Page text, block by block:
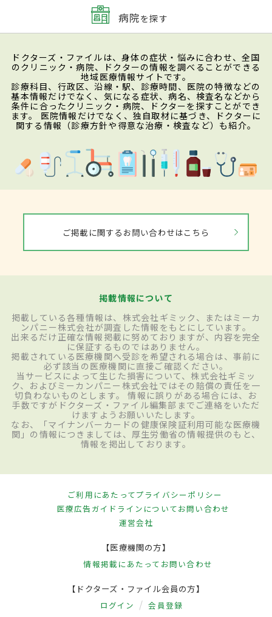
病院を探す
ドクターズ・ファイルは、身体の症状・悩みに合わせ、全国
のクリニック・病院、ドクターの情報を調べることができる
地域医療情報サイトです。
診療科目、行政区、沿線・駅、診療時間、医院の特徴などの
基本情報だけでなく、気になる症状、病名、検査名などから
条件に合ったクリニック・病院、ドクターを探すことができ
ます。 医院情報だけでなく、独自取材に基づき、ドクターに
関する情報（診療方針や得意な治療・検査など）も紹介。
ご掲載に関するお問い合わせはこちら
掲載情報について
掲載している各種情報は、株式会社ギミック、またはミーカ
ンパニー株式会社が調査した情報をもとにしています。
出来るだけ正確な情報掲載に努めておりますが、内容を完全
に保証するものではありません。
掲載されている医療機関へ受診を希望される場合は、事前に
必ず該当の医療機関に直接ご確認ください。
当サービスによって生じた損害について、株式会社ギミッ
ク、およびミーカンパニー株式会社ではその賠償の責任を一
切負わないものとします。 情報に誤りがある場合には、お
手数ですがドクターズ・ファイル編集部までご連絡をいただ
けますようお願いいたします。
なお、「マイナンバーカードの健康保険証利用可能な医療機
関」の情報につきましては、厚生労働省の情報提供のもと、
情報を掲出しております。
ご利用にあたってプライバシーポリシー
医療広告ガイドラインについてお問い合わせ
運営会社
【医療機関の方】
情報掲載にあたって お問い合わせ
【ドクターズ・ファイル会員の方】
ログイン 会員登録